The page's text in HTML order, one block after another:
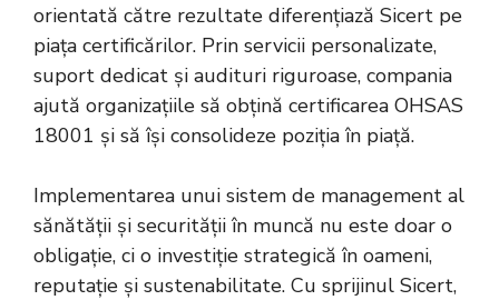
orientată către rezultate diferențiază Sicert pe
piața certificărilor. Prin servicii personalizate,
suport dedicat și audituri riguroase, compania
ajută organizațiile să obțină certificarea OHSAS
18001 și să își consolideze poziția în piață.
Implementarea unui sistem de management al
sănătății și securității în muncă nu este doar o
obligație, ci o investiție strategică în oameni,
reputație și sustenabilitate. Cu sprijinul Sicert,